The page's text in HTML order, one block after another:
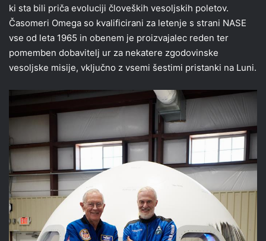
ki sta bili priča evoluciji človeških vesoljskih poletov.
Časomeri Omega so kvalificirani za letenje s strani NASE
vse od leta 1965 in obenem je proizvajalec reden ter
pomemben dobavitelj ur za nekatere zgodovinske
vesoljske misije, vključno z vsemi šestimi pristanki na Luni.